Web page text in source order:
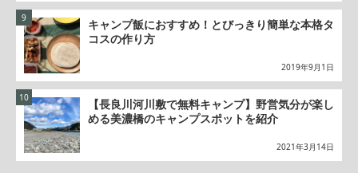
キャンプ飯におすすめ！とびっきり簡単な本格タ
コスの作り方
2019年9月1日
【長良川河川敷で無料キャンプ】野営気分が楽し
める美濃橋のキャンプスポットを紹介
2021年3月14日